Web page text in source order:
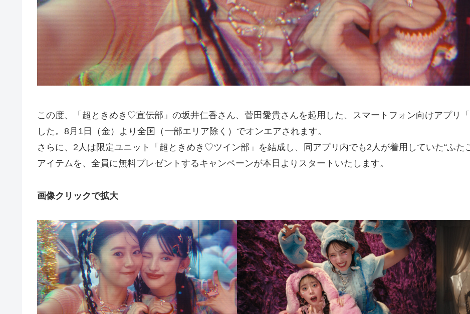
この度、「超ときめき♡宣伝部」の坂井仁香さん、菅田愛貴さんを起用した、スマートフォン向けアプリ
した。8月1日（金）より全国（一部エリア除く）でオンエアされます。
さらに、2人は限定ユニット「超ときめき♡ツイン部」を結成し、同アプリ内でも2人が着用していた“ふた
アイテムを、全員に無料プレゼントするキャンペーンが本日よりスタートいたします。
画像クリックで拡大